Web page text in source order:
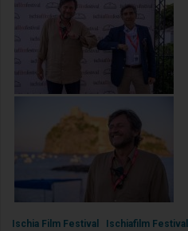
Ischia Film Festival Ischiafilm Festival